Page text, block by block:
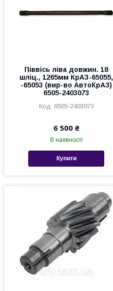
Піввісь ліва довжин. 18
шліц., 1265мм КрАЗ-65055,
-65053 (вир-во АвтоКрАЗ)
6505-2403073
6505-2403073
6 500 ₴
В наявності
Купити